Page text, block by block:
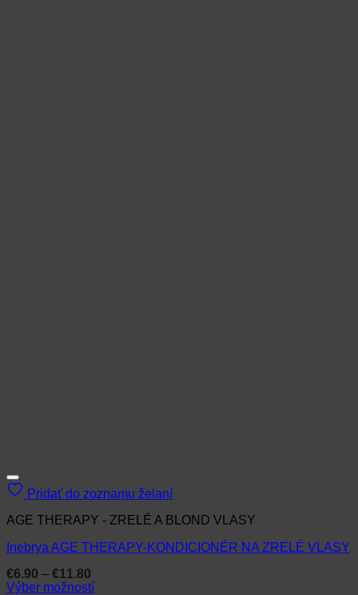
Pridať do zoznamu želaní
AGE THERAPY - ZRELÉ A BLOND VLASY
Inebrya AGE THERAPY-KONDICIONÉR NA ZRELÉ VLASY
€6.90 – €11.80
range:
Výber možností